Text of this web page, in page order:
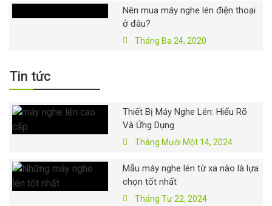
Nên mua máy nghe lén điện thoại
ở đâu?
Tháng Ba 24, 2020
Tin tức
Thiết Bị Máy Nghe Lén: Hiểu Rõ
Và Ứng Dụng
Tháng Mười Một 14, 2024
Mẫu máy nghe lén từ xa nào là lựa
chọn tốt nhất
Tháng Tư 22, 2024